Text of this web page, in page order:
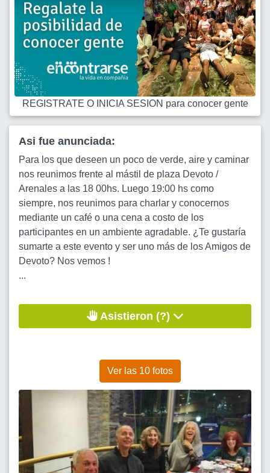
REGISTRATE O INICIA SESION para conocer gente
Asi fue anunciada:
Para los que deseen un poco de verde, aire y caminar
nos reunimos frente al mástil de plaza Devoto /
Arenales a las 18 00hs. Luego 19:00 hs como
siempre, nos reunimos para charlar y conocernos
mediante un café o una cena a costo de los
participantes en un ambiente agradable. ¿Te gustaría
sumarte a este evento y ser uno más de los Amigos de
Devoto? Nos vemos !
...
Asistieron (?)
Ver las 10 fotos